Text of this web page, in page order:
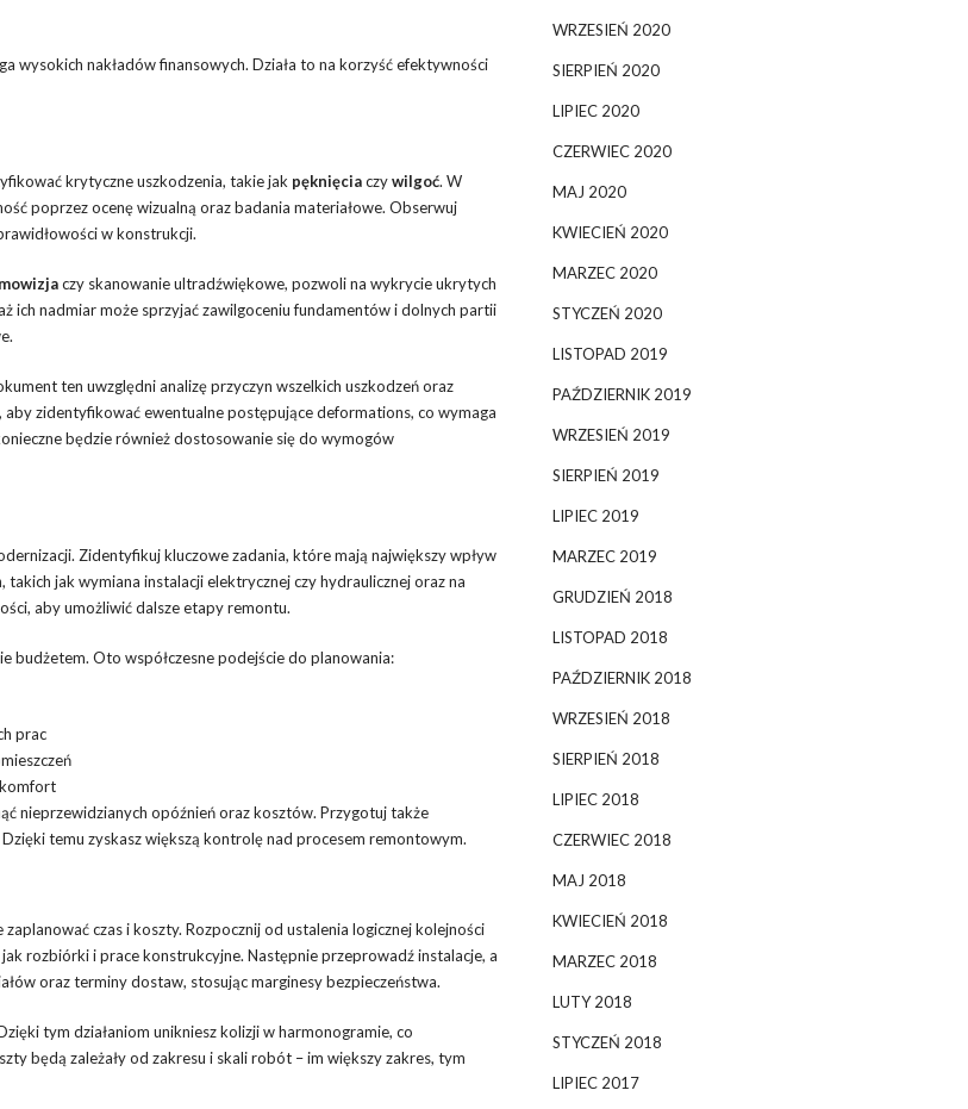
wysokich nakładów finansowych. Działa to na korzyść efektywności
krytyczne uszkodzenia, takie jak pęknięciaczywilgoć. W
poprzez ocenę wizualną oraz badania materiałowe. Obserwuj
w konstrukcji.
czy skanowanie ultradźwiękowe, pozwoli na wykrycie ukrytych
ich nadmiar może sprzyjać zawilgoceniu fundamentów i dolnych partii
ten uwzględni analizę przyczyn wszelkich uszkodzeń oraz
zidentyfikować ewentualne postępujące deformations, co wymaga
będzie również dostosowanie się do wymogów
Zidentyfikuj kluczowe zadania, które mają największy wpływ
jak wymiana instalacji elektrycznej czy hydraulicznej oraz na
aby umożliwić dalsze etapy remontu.
budżetem. Oto współczesne podejście do planowania:
prac
nieprzewidzianych opóźnień oraz kosztów. Przygotuj także
temu zyskasz większą kontrolę nad procesem remontowym.
czas i koszty. Rozpocznij od ustalenia logicznej kolejności
rozbiórki i prace konstrukcyjne. Następnie przeprowadź instalacje, a
oraz terminy dostaw, stosując marginesy bezpieczeństwa.
tym działaniom unikniesz kolizji w harmonogramie, co
będą zależały od zakresu i skali robót – im większy zakres, tym
WRZESIEŃ 2020
SIERPIEŃ 2020
LIPIEC 2020
CZERWIEC 2020
MAJ 2020
KWIECIEŃ 2020
MARZEC 2020
STYCZEŃ 2020
LISTOPAD 2019
PAŹDZIERNIK 2019
WRZESIEŃ 2019
SIERPIEŃ 2019
LIPIEC 2019
MARZEC 2019
GRUDZIEŃ 2018
LISTOPAD 2018
PAŹDZIERNIK 2018
WRZESIEŃ 2018
SIERPIEŃ 2018
LIPIEC 2018
CZERWIEC 2018
MAJ 2018
KWIECIEŃ 2018
MARZEC 2018
LUTY 2018
STYCZEŃ 2018
LIPIEC 2017